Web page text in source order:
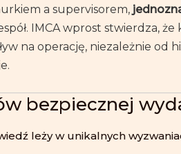
a supervisorem,
IMCA wprost stwierdza,
na operację, niezależnie od
bezpiecznej
leży w unikalnych